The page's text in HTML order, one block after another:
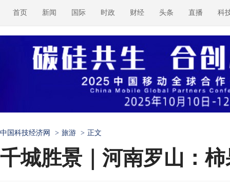
首页 新闻 国际 时政 财经 头条 直播 科
中国科技经济网 > 旅游 > 正文
千城胜景｜河南罗山：